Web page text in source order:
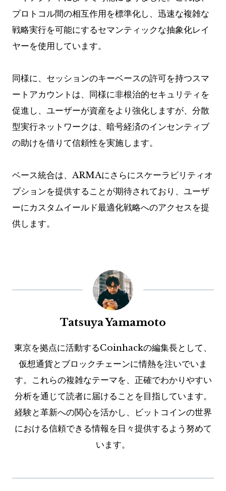
プロトコル間の相互作用を標準化し、迅速な複雑な
戦略実行を可能にするセマンティックな抽象化レイ
ヤーを使用しています。
同様に、セッションのキーベースの許可を持つスマ
ートアカウントは、同様に非根治的セキュリティを
促進し、ユーザーが資産をより強化しますが、分散
型実行ネットワークは、暗号経済のインセンティブ
の助けを借りて信頼性を実施します。
ベース統合は、ARMAにさらにスケーラビリティオ
プションを提供することが期待されており、ユーザ
ーにカスタムイールド最適化戦略へのアクセスを提
供します。
Tatsuya Yamamoto
東京を拠点に活動するCoinhackの編集長として、
仮想通貨とブロックチェーンに情熱を注いでいま
す。これらの複雑なテーマを、正確でわかりやすい
分析を通じて読者に届けることを目指しています。
経験と革新への関心を活かし、ビットコインの世界
における信頼できる情報を日々提供するよう努めて
います。